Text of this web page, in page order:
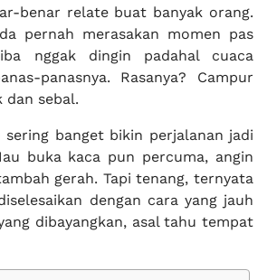
benar relate buat banyak orang.
pernah merasakan momen pas
nggak dingin padahal cuaca
panasnya. Rasanya? Campur
dan sebal.
sering banget bikin perjalanan jadi
buka kaca pun percuma, angin
gerah. Tapi tenang, ternyata
dengan cara yang jauh
dibayangkan, asal tahu tempat